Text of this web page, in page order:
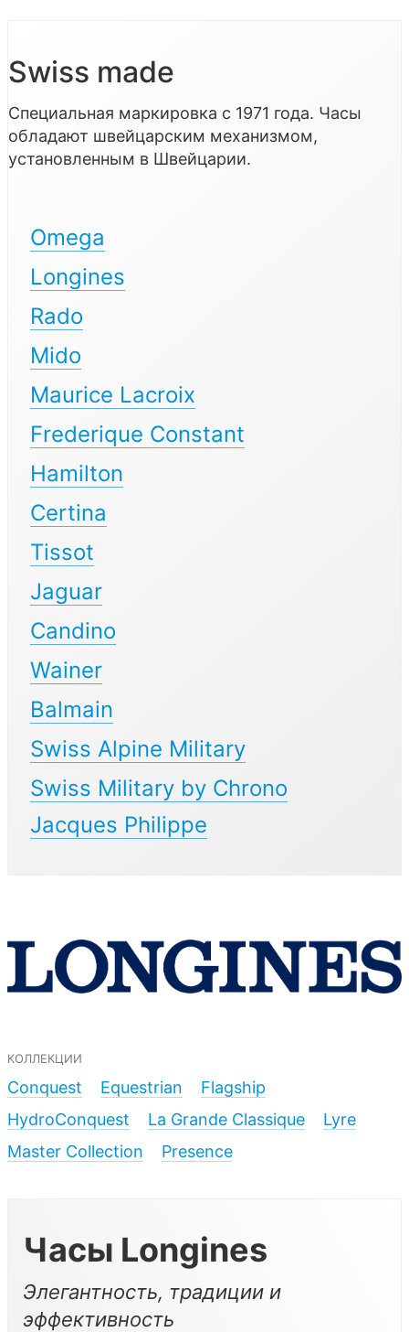
Swiss made
Специальная маркировка с 1971 года. Часы
обладают швейцарским механизмом,
установленным в Швейцарии.
Omega
Longines
Rado
Mido
Maurice Lacroix
Frederique Constant
Hamilton
Certina
Tissot
Jaguar
Candino
Wainer
Balmain
Swiss Alpine Military
Swiss Military by Chrono
Jacques Philippe
коллекции
Conquest
Equestrian
Flagship
HydroConquest
La Grande Classique
Lyre
Master Collection
Presence
Часы Longines
Элегантность, традиции и
эффективность